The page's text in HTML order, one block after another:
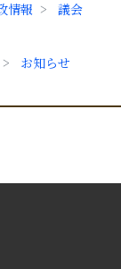
情報 議会
お知らせ